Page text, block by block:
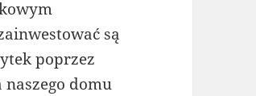
są
poprzez
domu